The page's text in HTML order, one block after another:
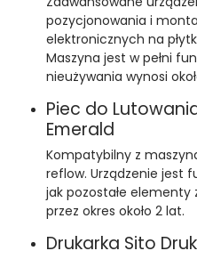
pozycjonowania i
elektronicznych na
Maszyna jest w pełni
nieużywania wynosi
Piec do
Emerald
Kompatybilny z
reflow. Urządzenie jest
jak pozostałe elementy
przez okres około 2 lat.
Drukarka Sito